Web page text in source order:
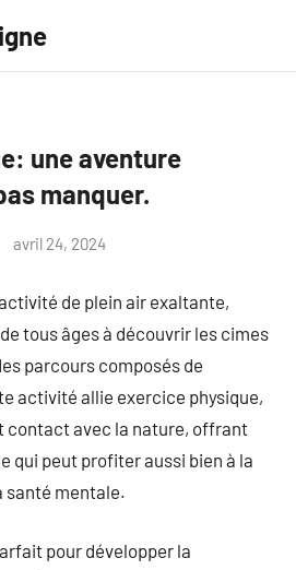
une aventure
manquer.
avril 24, 2024
de plein air exaltante,
tous âges à découvrir les cimes
parcours composés de
activité allie exercice physique,
contact avec la nature, offrant
qui peut profiter aussi bien à la
santé mentale.
pour développer la